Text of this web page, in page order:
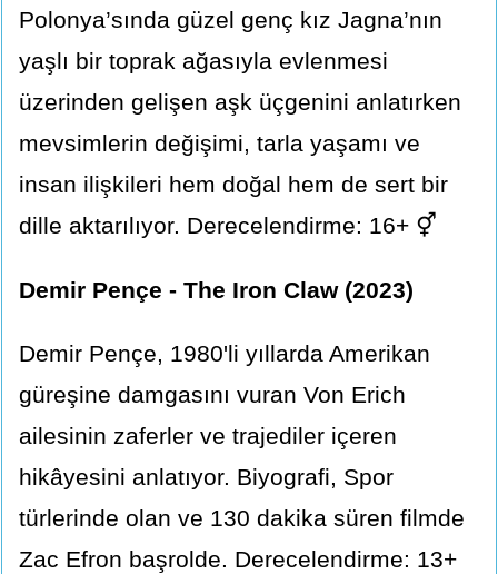
Polonya’sında güzel genç kız Jagna’nın
yaşlı bir toprak ağasıyla evlenmesi
üzerinden gelişen aşk üçgenini anlatırken
mevsimlerin değişimi, tarla yaşamı ve
insan ilişkileri hem doğal hem de sert bir
dille aktarılıyor. Derecelendirme: 16+ ⚥
Demir Pençe - The Iron Claw (2023)
Demir Pençe, 1980'li yıllarda Amerikan
güreşine damgasını vuran Von Erich
ailesinin zaferler ve trajediler içeren
hikâyesini anlatıyor. Biyografi, Spor
türlerinde olan ve 130 dakika süren filmde
Zac Efron başrolde. Derecelendirme: 13+